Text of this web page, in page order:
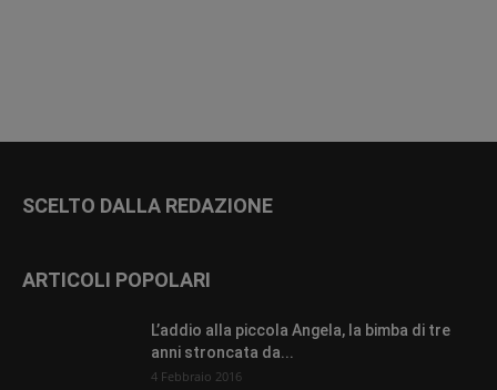
SCELTO DALLA REDAZIONE
ARTICOLI POPOLARI
L’addio alla piccola Angela, la bimba di tre
anni stroncata da...
4 Febbraio 2016